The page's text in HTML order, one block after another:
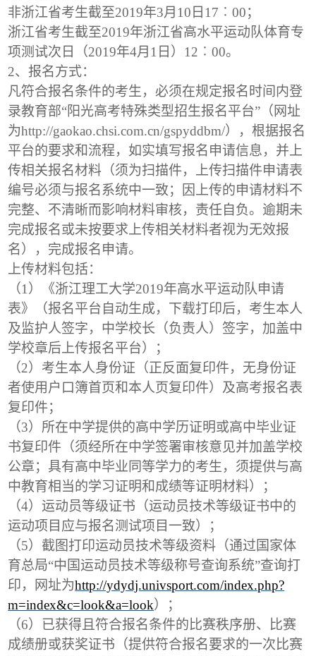
非浙江省考生截至2019年3月10日17︰00；
浙江省考生截至2019年浙江省高水平运动队体育专
项测试次日（2019年4月1日）12︰00。
2、报名方式：
凡符合报名条件的考生，必须在规定报名时间内登
录教育部“阳光高考特殊类型招生报名平台”（网址
为http://gaokao.chsi.com.cn/gspyddbm/），根据报名
平台的要求和流程，如实填写报名申请信息，并上
传相关报名材料（须为扫描件，上传扫描件申请表
编号必须与报名系统中一致；因上传的申请材料不
完整、不清晰而影响材料审核，责任自负。逾期未
完成报名或未按要求上传相关材料者视为无效报
名），完成报名申请。
上传材料包括：
（1）《浙江理工大学2019年高水平运动队申请
表》（报名平台自动生成，下载打印后，考生本人
及监护人签字， 中学校长（负责人）签字， 加盖中
学校章后上传报名平台）；
（2）考生本人身份证（正反面复印件，无身份证
者使用户口簿首页和本人页复印件）及高考报名表
复印件；
（3）所在中学提供的高中学历证明或高中毕业证
书复印件（须经所在中学签署审核意见并加盖学校
公章；具有高中毕业同等学力的考生，须提供与高
中教育相当的学习证明和成绩等证明材料）；
（4）运动员等级证书（运动员技术等级证书中的
运动项目应与报名测试项目一致）；
（5）截图打印运动员技术等级资料（通过国家体
育总局“中国运动员技术等级称号查询系统”查询打
印，网址为http://ydydj.univsport.com/index.php?
m=index&c=look&a=look）；
（6）已获得且符合报名条件的比赛秩序册、比赛
成绩册或获奖证书（提供符合报名要求的一次比赛